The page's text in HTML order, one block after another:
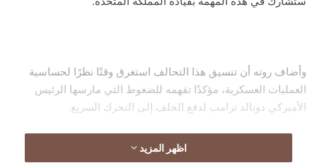
وأضاف روته أن تنسيق هذا التحالف استغرق وقتًا نظرًا لحساسية
العمليات العسكرية، مؤكدًا تفهمه للضغوط التي مارسها الرئيس
الأميركي دونالد ترامب لدفع الحلف إلى التحرك السريع.
اظهر المزيد